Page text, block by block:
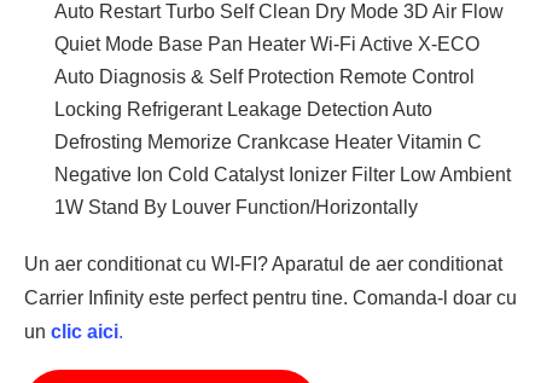
Auto Restart Turbo Self Clean Dry Mode 3D Air Flow
Quiet Mode Base Pan Heater Wi-Fi Active X-ECO
Auto Diagnosis & Self Protection Remote Control
Locking Refrigerant Leakage Detection Auto
Defrosting Memorize Crankcase Heater Vitamin C
Negative Ion Cold Catalyst Ionizer Filter Low Ambient
1W Stand By Louver Function/Horizontally
Un aer conditionat cu WI-FI? Aparatul de aer conditionat
Carrier Infinity este perfect pentru tine. Comanda-l doar cu
un clic aici.